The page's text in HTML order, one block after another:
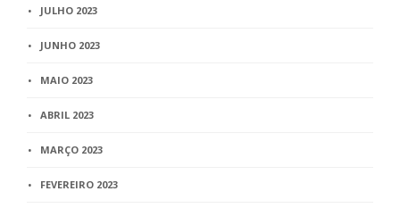
JULHO 2023
JUNHO 2023
MAIO 2023
ABRIL 2023
MARÇO 2023
FEVEREIRO 2023